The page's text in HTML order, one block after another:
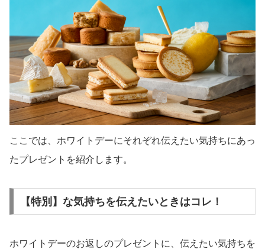
ここでは、ホワイトデーにそれぞれ伝えたい気持ちにあっ
たプレゼントを紹介します。
【特別】な気持ちを伝えたいときはコレ！
ホワイトデーのお返しのプレゼントに、伝えたい気持ちを